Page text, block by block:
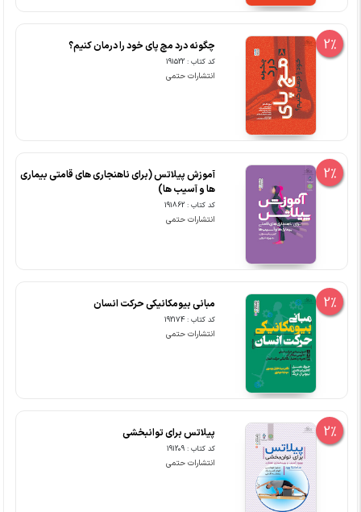
2% چگونه درد مچ پای خود را درمان کنیم؟
کد کتاب : 191522
انتشارات حتمی
2%
آموزش پیلاتس (برای ناهنجاری های قامتی بیماری
ها و آسیب ها)
کد کتاب : 191862
انتشارات حتمی
2% مبانی بیومکانیکی حرکت انسان
کد کتاب : 192174
انتشارات حتمی
2% پیلاتس برای توانبخشی
کد کتاب : 191209
انتشارات حتمی